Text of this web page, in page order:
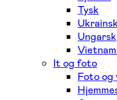
Tysk
Ukrainsk
Ungarsk
It og foto
Foto og